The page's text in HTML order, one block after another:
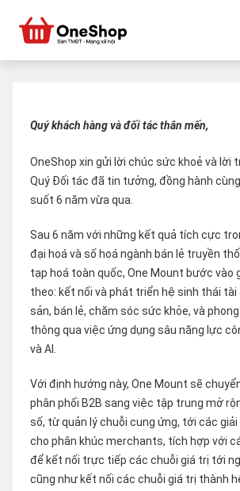
Quý khách hàng và đối tác thân mến,
OneShop xin gửi lời chúc sức khoẻ và lời
Quý Đối tác đã tin tưởng, đồng hành
suốt 6 năm vừa qua.
Sau 6 năm với những kết quả tích cực
đại hoá và số hoá ngành bán lẻ truyền
tạp hoá toàn quốc, One Mount bước vào
theo: kết nối và phát triển hệ sinh thái tài
sản, bán lẻ, chăm sóc sức khỏe, và
thông qua việc ứng dụng sâu năng lực
và AI.
Với định hướng này, One Mount sẽ
phân phối B2B sang việc tập trung mở
số, từ quản lý chuỗi cung ứng, tới các
cho phân khúc merchants, tích hợp với
để kết nối trực tiếp các chuỗi giá trị tới
cũng như kết nối các chuỗi giá trị thành